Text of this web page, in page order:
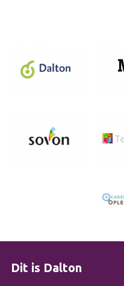
Dit is Dalton